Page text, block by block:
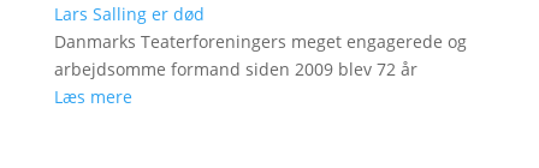
Lars Salling er død
Danmarks Teaterforeningers meget engagerede og
arbejdsomme formand siden 2009 blev 72 år
Læs mere